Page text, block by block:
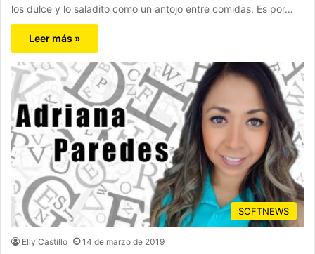
los dulce y lo saladito como un antojo entre comidas. Es por…
Leer más »
SOFTNEWS
Elly Castillo 14 de marzo de 2019